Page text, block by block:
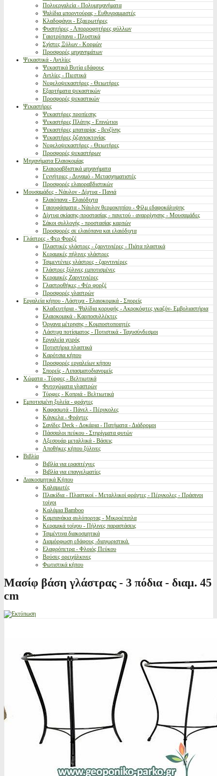
Πολυεργαλεία - Πολυμηχανήματα
Ψαλίδια μπορντούρας - Ευθυγραμμιστές
Κλαδοφάγοι - Εξαερωτήρες
Φυσητήρες - Απορροφητήρες φύλλων
Γαιοτρύπανα - Πλυστικά
Σχίστες Ξύλων - Κορμών
Προσφορές μηχανημάτων
Ψεκαστικά - Αντλίες
Ψεκαστικά Βυτία εδάφους
Αντλίες - Πιεστικά
Νεφελοψεκαστήρες - Θειωτήρες
Εξαρτήματα ψεκαστικών
Προσφορές ψεκαστικών
Ψεκαστήρες
Ψεκαστήρες προπίεσης
Ψεκαστήρες Πλάτης - Επινώτιοι
Ψεκαστήρες μπαταρίας - βενζίνης
Ψεκαστήρες ζιζανιοκτονίας
Νεφελοψεκαστήρες - Θειωτήρες
Προσφορές ψεκαστήρων
Μηχανήματα Ελαιοκομίας
Ελαιοραβδιστικά μηχανήματα
Γεννήτριες - Δυναμό - Μετασχηματιστές
Προσφορές ελαιοραβδιστικών
Μουσαμάδες - Νάυλον - Δίχτυα - Πανιά
Ελαιόπανα - Ελαιόδιχτα
Γαιουφάσματα - Νάυλον θερμοκηπίου - Φίλμ εδαφοκάλυψης
Δίχτυα σκίασης-προστασίας - παγετού - αναρρίχησης - Μουσαμάδες
Σάκοι συλλογής - προστασίας καρπών
Προσφορές σε ελαιόπανα και ελαιόδιχτα
Γλάστρες - Φερ Φορζέ
Πλαστικές γλάστρες - ζαρντινιέρες - Πιάτα πλαστικά
Κεραμικές πήλινες γλάστρες
Τσιμεντένιες γλάστρες - ζαρντινιέρες
Γλάστρες ξύλινες εμποτισμένες
Κεραμικές Ζαρντινιέρες
Γλαστροθήκες - Φέρ φορζέ
Προσφορές γλαστρών
Εργαλεία κήπου - Λάστιχα - Ελαιοκομικά - Σπορείς
Κλαδευτήρια - Ψαλίδια κορυφής - Ακροκόφτες γκαζόν- Εμβολιαστήρια
Ελαιοκομικά - Καρποσυλλέκτες
Όργανα μέτρησης - Κομποστοποιητές
Λάστιχα ποτίσματος - Ποτιστικά - Ταχυσύνδεσμοι
Εργαλεία χειρός
Ποτιστήρια πλαστικά
Καρότσια κήπου
Προσφορές εργαλείων κήπου
Σπορείς - Λιπασματοδιανομείς
Χώματα - Τύρφες - Βελτιωτικά
Φυτοχώματα γλαστρών
Τύρφες - Κοπριά - Βελτιωτικά
Εμποτισμένη ξυλεία - φράχτες
Καφασωτά - Πάνελ - Πέργκολες
Κάγκελα - Φράχτες
Σανίδες Deck - Δοκάρια - Πατήματα - Διάδρομοι
Πάσσαλοι πεύκου - Στηρίγματα φυτών
Αξεσουάρ μεταλλικά - Βάσεις
Αποθήκες κήπου ξύλινες
Βιβλία
Βιβλία για ερασιτέχνες
Βιβλία για επαγγελματίες
Διακοσμητικά Κήπου
Καλαμωτές
Πλακίδια - Πλαστικοί - Μεταλλικοί φράχτες - Πέργκολες - Πράσινοι
τοίχοι
Καλάμια Bamboo
Καμπανάκια αυλόπορτας - Μικροέπιπλα
Κεραμικά τοίχου - Πήλινες παραστάσεις
Τσιμέντινα διακοσμητικά
Διαμόρφωση εδάφους -διαχωριστικά.
Ελαφρόπετρα - Φλοιός Πεύκου
Βρύσες ορειχάλκινες
Φωτιστικά κήπου
Μασίφ βάση γλάστρας - 3 πόδια - διαμ. 45
cm